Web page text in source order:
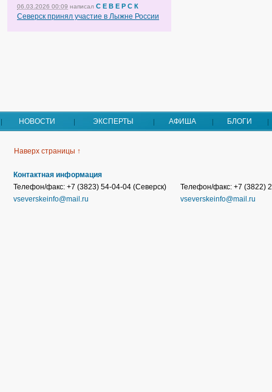
06.03.2026 00:09 написал С Е В Е Р С К
Северск принял участие в Лыжне России
НОВОСТИ ЭКСПЕРТЫ АФИША БЛОГИ
Наверх страницы ↑
Контактная информация
Телефон/факс: +7 (3823) 54-04-04 (Северск)
vseverskeinfo@mail.ru
Телефон/факс: +7 (3822)
vseverskeinfo@mail.ru